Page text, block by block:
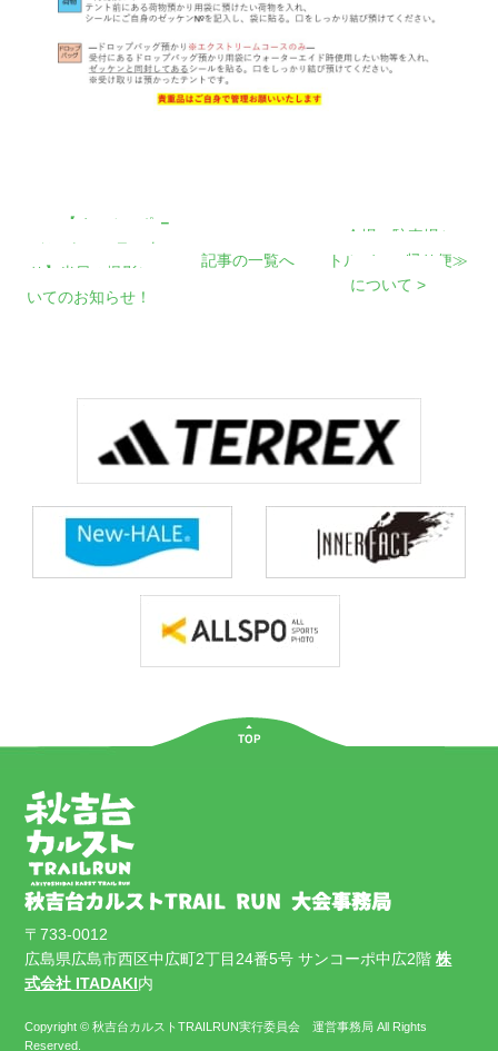
< 【オールスポー
ツコミュニティよ
り】当日の撮影につ
いてのお知らせ！
記事の一覧へ
会場→駐車場シャ
トルバス≪帰り便≫
について >
〒733-0012
広島県広島市西区中広町2丁目24番5号 サンコーポ中広2階株
式会社 ITADAKI内
Copyright © 秋吉台カルストTRAILRUN実行委員会 運営事務局 All Rights
Reserved.